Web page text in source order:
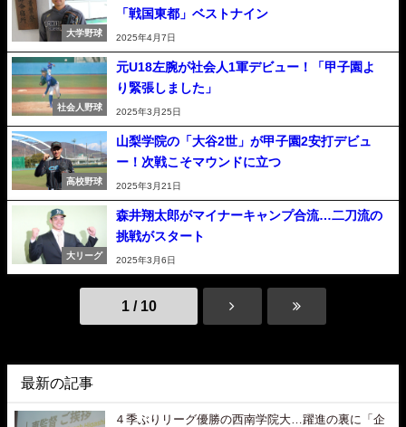
大学野球
「戦国東都」ベストナイン
2025年4月7日
社会人野球
元U18左腕が社会人1軍デビュー！「甲子園よ
り緊張しました」
2025年3月25日
高校野球
山梨学院の「大谷2世」が甲子園2安打デビュ
ー！次戦こそマウンドに立つ
2025年3月21日
大リーグ
森井翔太郎がマイナーキャンプ合流…二刀流の
挑戦がスタート
2025年3月6日
1 / 10
最新の記事
４季ぶりリーグ優勝の西南学院大…躍進の裏に「企